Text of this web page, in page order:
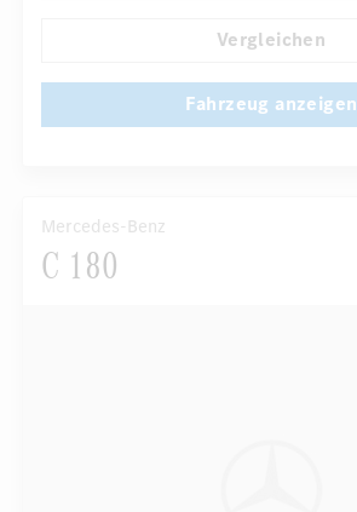
Vergleichen
Fahrzeug anzeigen
Mercedes-Benz
C 180